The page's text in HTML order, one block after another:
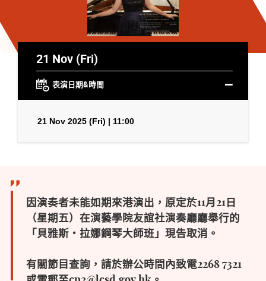
21 Nov (Fri)
表演日期&時間
21 Nov 2025 (Fri) | 11:00
因演奏者未能如期來港演出，原定於11月21日
（星期五）在演藝學院友誼社演奏廳廳舉行的
「貝雅斯・拉娜鋼琴大師班」現告取消。
有關節目查詢，請於辦公時間內致電2268 7321